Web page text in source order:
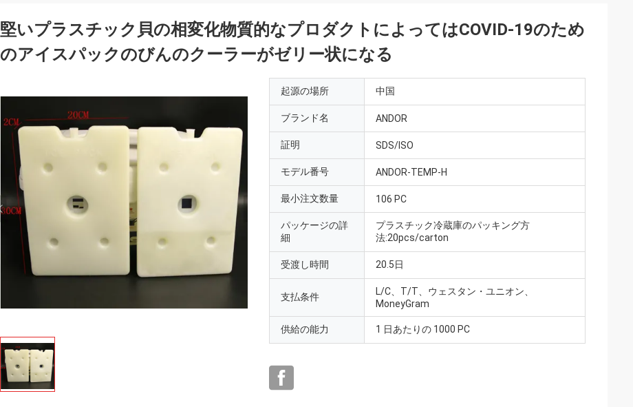
堅いプラスチック貝の相変化物質的なプロダクトによってはCOVID-19のため
のアイスパックのびんのクーラーがゼリー状になる
起源の場所 中国
ブランド名 ANDOR
証明 SDS/ISO
モデル番号 ANDOR-TEMP-H
最小注文数量 106 PC
パッケージの詳
細
プラスチック冷蔵庫のパッキング方
法:20pcs/carton
受渡し時間 20.5日
支払条件
L/C、T/T、ウェスタン・ユニオン、
MoneyGram
供給の能力 1 日あたりの 1000 PC